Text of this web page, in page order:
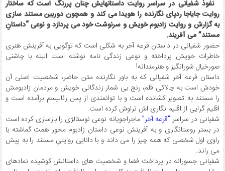
نفوذ شفیانی در سراسر روایت داستانهایش چنان پررنگ است که ساختار
روایت جایاجا ردپای نگارنده را هویدا می کند و همچون دوربین مستند سازی
به گزارش و روایت زادبوم خویش و سرنوشت خود می پردازد و نوعی “داستانِ
مستند” می آفریند.
حضور شفیانی در داستان قرعه آخر به شکلی است که توگویی به آفرینش هنری
خاطرات خویش پرداخته و نوعی زندگی نامه نوشته است البته با چاشنی
صورخیال شورانگیز و هنرمندانه!
داستان قرعه آخر شفیانی که به باور نگارنده متن حاضر، شخصیت اصلی آن
خودش است به چالاکی قلم، رنج بی شمار زندگانی خویش و مردمان زادبومش
را مستند به تصویر کشانده است و با توانمندی از پس رئالیسم برآمده است و
اقلیم گرایی از اقلیم نگاری اش تراوش کرده است.
شفیانی در سراسر“قرعه آخر”ماجراجویانه نوعی نوستالژی را بازسازی کرده است
در بستر روستانگاری و به آفرینش نوعی داستان زادبوم محور همت گماشته با
راوی اول شخصی که همه چیز را می داند و با دانایی روایتیِ مستند را به پیش
می راند.
شفیانی جسورانه در پرداخت فضا و شخصیت های داستانش کوشیده نمادهای